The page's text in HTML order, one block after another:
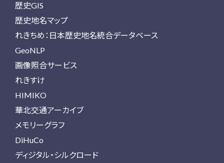
歴史GIS
歴史地名マップ
れきちめ：日本歴史地名統合データベース
GeoNLP
画像照合サービス
れきすけ
HIMIKO
華北交通アーカイブ
メモリーグラフ
DiHuCo
ディジタル・シルクロード